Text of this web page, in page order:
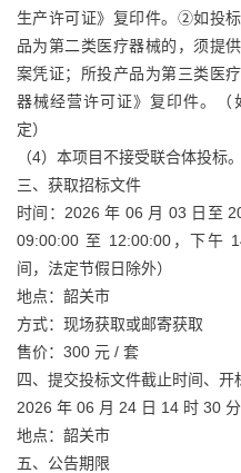
生产许可证》复印件。②如投
品为第二类医疗器械的，须提
案凭证；所投产品为第三类医
器械经营许可证》复印件。（
定）
（4）本项目不接受联合体投标。
三、获取招标文件
时间：2026 年 06 月 03 日至
09:00:00 至 12:00:00，下午
间，法定节假日除外）
地点：韶关市
方式：现场获取或邮寄获取
售价：300 元 / 套
四、提交投标文件截止时间、开
2026 年 06 月 24 日 14 时 30
地点：韶关市
五、公告期限